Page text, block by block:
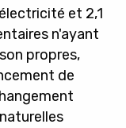
et 2,1
n'ayant
propres,
de